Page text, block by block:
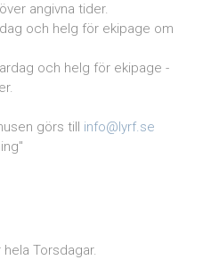
angivna tider.
och helg för ekipage om
och helg för ekipage -
görs till info@lyrf.se
Torsdagar.